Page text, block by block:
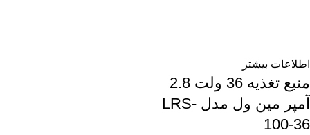
اطلاعات بیشتر
منبع تغذیه 36 ولت 2.8
آمپر مین ول مدل LRS-
100-36